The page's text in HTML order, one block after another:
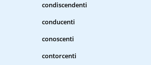
condiscendenti
conducenti
conoscenti
contorcenti